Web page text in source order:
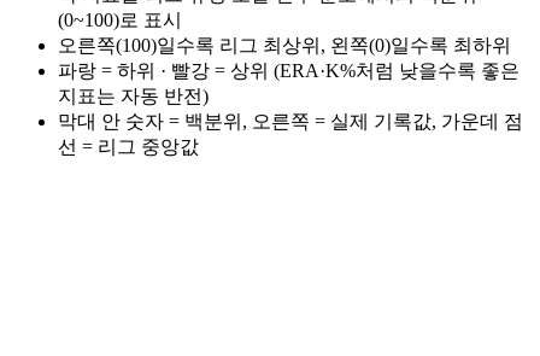
(0~100)로 표시
오른쪽(100)일수록 리그 최상위, 왼쪽(0)일수록 최하위
파랑 = 하위 · 빨강 = 상위 (ERA·K%처럼 낮을수록 좋은
지표는 자동 반전)
막대 안 숫자 = 백분위, 오른쪽 = 실제 기록값, 가운데 점
선 = 리그 중앙값